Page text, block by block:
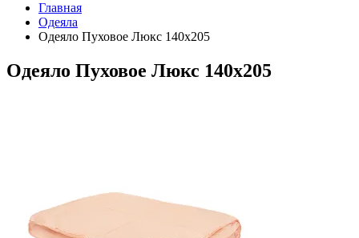
Главная
Одеяла
Одеяло Пуховое Люкс 140х205
Одеяло Пуховое Люкс 140х205